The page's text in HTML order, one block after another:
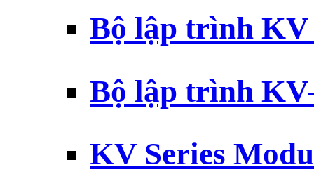
Bộ lập trình
Bộ lập trình
KV Series